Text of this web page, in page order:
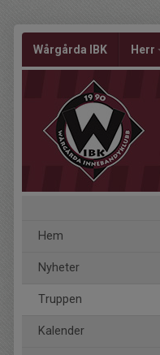
Wårgårda IBK Herr
Hem
Nyheter
Truppen
Kalender